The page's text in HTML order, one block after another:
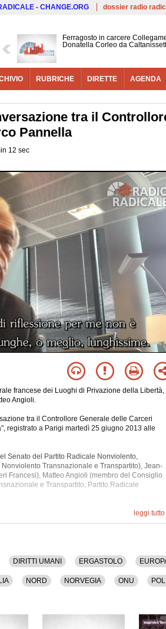
Salta al
- CHANGE.ORG dossier radio
Ferragosto in carcere
Donatella Corleo da
RUBRICHE DIRETTE AGENDA
tra il
Pannella
12 sec
francese dei Luoghi di Privazione della Libertà,
Angioli.
tra il Controllore Generale delle Carceri
registrato a Parigi martedì 25 giugno 2013 alle
Senato del Partito Radicale Nonviolento,
Transnazionale e Transpartito), Jean-
Francesi), Matteo Angioli (membro del Consiglio
e Transpartito, Partito Radicale
Diritti Umani, Ergastolo, Europa, Francia,
Italia, Nord, Norvegia, Onu, Politica,
versione audio.
leggi tutto
DIRITTI UMANI ERGASTOLO
NORD NORVEGIA ONU